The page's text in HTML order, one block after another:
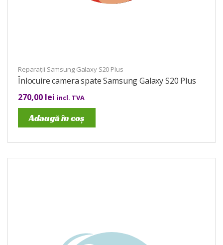
Reparații Samsung Galaxy S20 Plus
Înlocuire camera spate Samsung Galaxy S20 Plus
270,00 lei incl. TVA
Adaugă în coș